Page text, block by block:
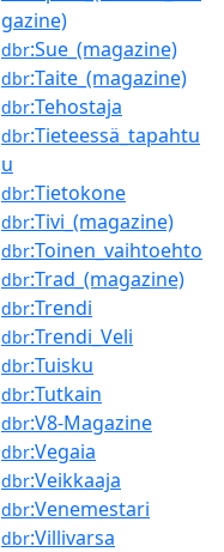
gazine)
dbr:Sue_(magazine)
dbr:Taite_(magazine)
dbr:Tehostaja
dbr:Tieteessä_tapahtu
u
dbr:Tietokone
dbr:Tivi_(magazine)
dbr:Toinen_vaihtoehto
dbr:Trad_(magazine)
dbr:Trendi
dbr:Trendi_Veli
dbr:Tuisku
dbr:Tutkain
dbr:V8-Magazine
dbr:Vegaia
dbr:Veikkaaja
dbr:Venemestari
dbr:Villivarsa